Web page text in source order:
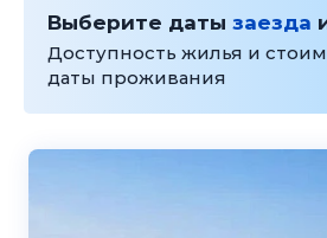
Выберите даты заезда
Доступность жилья и
даты проживания